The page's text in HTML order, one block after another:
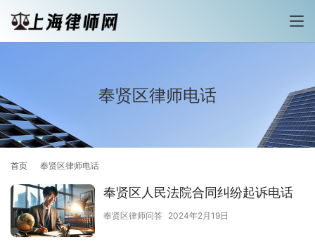
奉贤区律师电话
首页 奉贤区律师电话
奉贤区人民法院合同纠纷起诉电话
奉贤区律师问答 2024年2月19日